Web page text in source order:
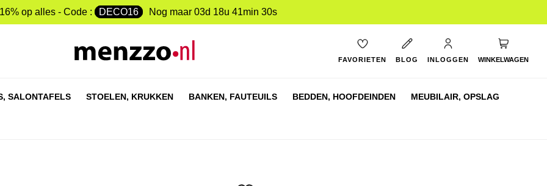
op alles - Code : DECO16 Nog maar 03d 18u 41min 30s
FAVORIETEN BLOG INLOGGEN WINKELWAGEN
SALONTAFELS STOELEN, KRUKKEN BANKEN, FAUTEUILS BEDDEN, HOOFDEINDEN MEUBILAIR, OPSLAG